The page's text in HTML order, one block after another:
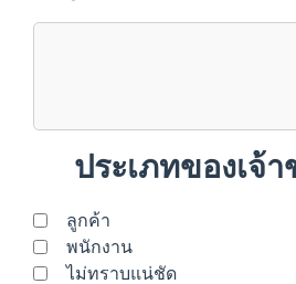
ประเภทของเจ้
ลูกค้า
พนักงาน
ไม่ทราบแน่ชัด